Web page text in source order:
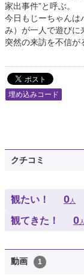
家出事件”と呼ぶ。
今日もじーちゃんは
み）が一人で遊びに
突然の来訪を不信が
埋め込みコード
クチコミ
観たい！ 0人
観てきた！ 0人
動画 1